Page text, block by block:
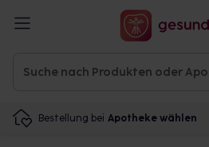
Bestellung bei Apotheke wählen